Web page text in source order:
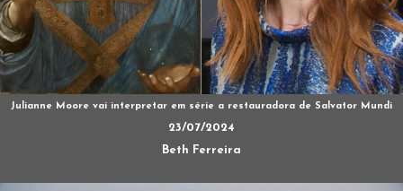
Julianne Moore vai interpretar em série a restauradora de Salvator Mundi
23/07/2024
Beth Ferreira